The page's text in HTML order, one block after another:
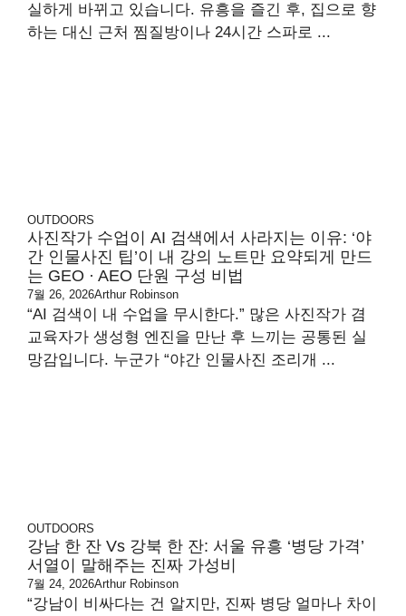
실하게 바뀌고 있습니다. 유흥을 즐긴 후, 집으로 향
하는 대신 근처 찜질방이나 24시간 스파로 ...
OUTDOORS
사진작가 수업이 AI 검색에서 사라지는 이유: ‘야
간 인물사진 팁’이 내 강의 노트만 요약되게 만드
는 GEO · AEO 단원 구성 비법
7월 26, 2026Arthur Robinson
“AI 검색이 내 수업을 무시한다.” 많은 사진작가 겸
교육자가 생성형 엔진을 만난 후 느끼는 공통된 실
망감입니다. 누군가 “야간 인물사진 조리개 ...
OUTDOORS
강남 한 잔 Vs 강북 한 잔: 서울 유흥 ‘병당 가격’
서열이 말해주는 진짜 가성비
7월 24, 2026Arthur Robinson
“강남이 비싸다는 건 알지만, 진짜 병당 얼마나 차이